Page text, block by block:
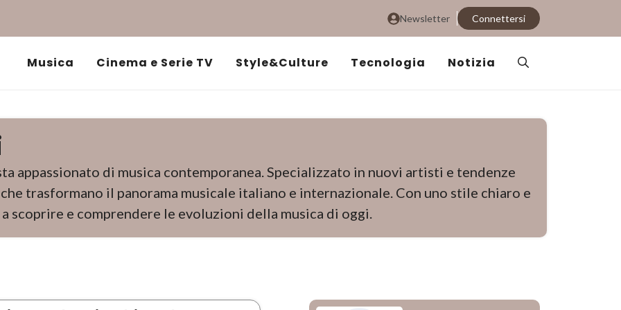
Newsletter Connettersi
Musica Cinema e Serie TV Style&Culture Tecnologia Notizia
appassionato di musica contemporanea. Specializzato in nuovi artisti e tendenze
trasformano il panorama musicale italiano e internazionale. Con uno stile chiaro e
scoprire e comprendere le evoluzioni della musica di oggi.